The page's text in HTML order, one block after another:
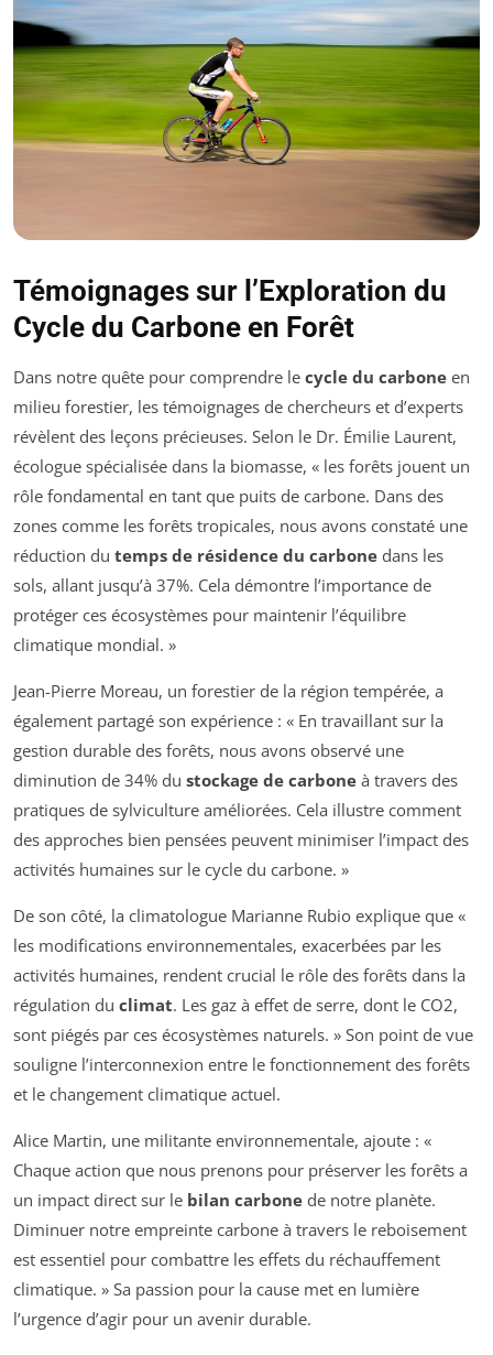
Témoignages sur l’Exploration du
Cycle du Carbone en Forêt
Dans notre quête pour comprendre le cycle du carbone en
milieu forestier, les témoignages de chercheurs et d’experts
révèlent des leçons précieuses. Selon le Dr. Émilie Laurent,
écologue spécialisée dans la biomasse, « les forêts jouent un
rôle fondamental en tant que puits de carbone. Dans des
zones comme les forêts tropicales, nous avons constaté une
réduction du temps de résidence du carbone dans les
sols, allant jusqu’à 37%. Cela démontre l’importance de
protéger ces écosystèmes pour maintenir l’équilibre
climatique mondial. »
Jean-Pierre Moreau, un forestier de la région tempérée, a
également partagé son expérience : « En travaillant sur la
gestion durable des forêts, nous avons observé une
diminution de 34% du stockage de carbone à travers des
pratiques de sylviculture améliorées. Cela illustre comment
des approches bien pensées peuvent minimiser l’impact des
activités humaines sur le cycle du carbone. »
De son côté, la climatologue Marianne Rubio explique que «
les modifications environnementales, exacerbées par les
activités humaines, rendent crucial le rôle des forêts dans la
régulation du climat. Les gaz à effet de serre, dont le CO2,
sont piégés par ces écosystèmes naturels. » Son point de vue
souligne l’interconnexion entre le fonctionnement des forêts
et le changement climatique actuel.
Alice Martin, une militante environnementale, ajoute : «
Chaque action que nous prenons pour préserver les forêts a
un impact direct sur le bilan carbone de notre planète.
Diminuer notre empreinte carbone à travers le reboisement
est essentiel pour combattre les effets du réchauffement
climatique. » Sa passion pour la cause met en lumière
l’urgence d’agir pour un avenir durable.